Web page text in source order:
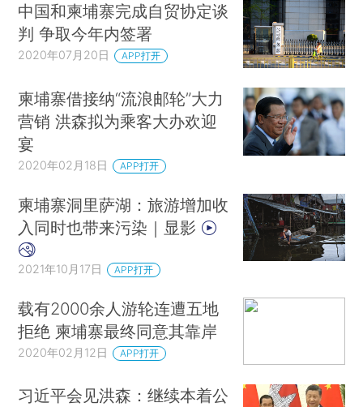
中国和柬埔寨完成自贸协定谈
判 争取今年内签署
2020年07月20日 APP打开
柬埔寨借接纳“流浪邮轮”大力
营销 洪森拟为乘客大办欢迎
宴
2020年02月18日 APP打开
柬埔寨洞里萨湖：旅游增加收
入同时也带来污染｜显影
2021年10月17日 APP打开
载有2000余人游轮连遭五地
拒绝 柬埔寨最终同意其靠岸
2020年02月12日 APP打开
习近平会见洪森：继续本着公